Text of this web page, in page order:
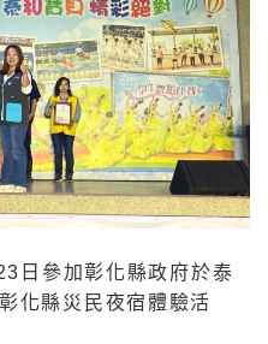
日參加彰化縣政府於泰
化縣災民夜宿體驗活